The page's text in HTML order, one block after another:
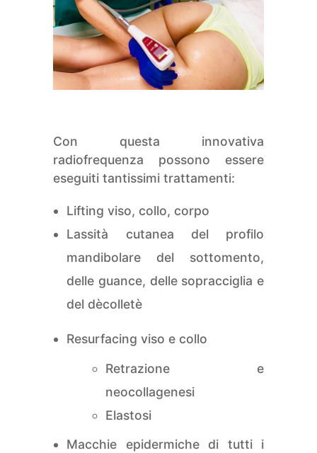
Con questa innovativa
radiofrequenza possono essere
eseguiti tantissimi trattamenti:
Lifting viso, collo, corpo
Lassità cutanea del profilo
mandibolare del sottomento,
delle guance, delle sopracciglia e
del dècolletè
Resurfacing viso e collo
Retrazione e
neocollagenesi
Elastosi
Macchie epidermiche di tutti i